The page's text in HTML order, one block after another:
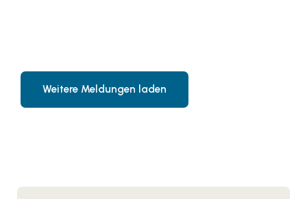
Weitere Meldungen laden